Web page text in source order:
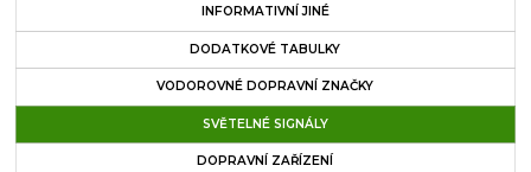
INFORMATIVNÍ JINÉ
DODATKOVÉ TABULKY
VODOROVNÉ DOPRAVNÍ ZNAČKY
SVĚTELNÉ SIGNÁLY
DOPRAVNÍ ZAŘÍZENÍ